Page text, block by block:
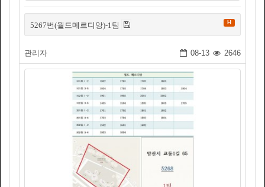
5267번(월드메르디앙)-1팀 H
관리자 08-13 2646